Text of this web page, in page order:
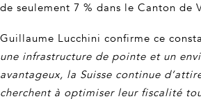
de seulement 7 % dans le Canton de
Guillaume Lucchini confirme ce
une infrastructure de pointe et un
avantageux, la Suisse continue
cherchent à optimiser leur fiscalité